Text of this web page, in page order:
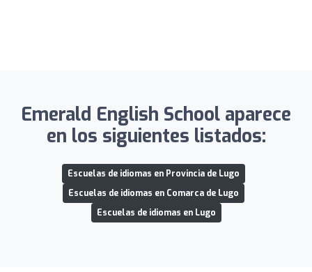
Emerald English School aparece
en los siguientes listados:
Escuelas de idiomas en Provincia de Lugo
Escuelas de idiomas en Comarca de Lugo
Escuelas de idiomas en Lugo